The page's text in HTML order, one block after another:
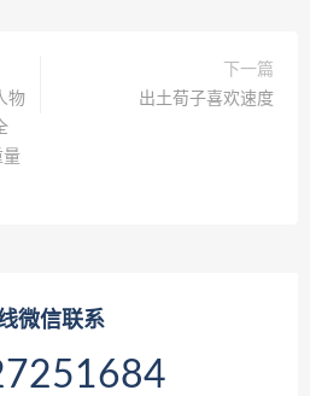
物
下一篇
出土荀子喜欢速度
微信联系